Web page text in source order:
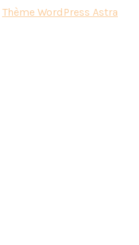
Thème WordPress Astra